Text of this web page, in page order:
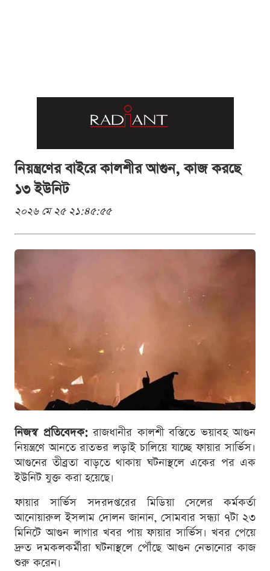
নিয়ন্ত্রণের বাইরে কালশীর আগুন, কাজ করছে
১৩ ইউনিট
২০২৬ মে ২৫ ২১:৪৫:৫৫
নিজস্ব প্রতিবেদক:রাজধানীর কালশী বস্তিতে ভয়াবহ আগুন
নিয়ন্ত্রণে আনতে রাতভর লড়াই চালিয়ে যাচ্ছে ফায়ার সার্ভিস।
আগুনের তীব্রতা বাড়তে থাকায় ঘটনাস্থলে একের পর এক
ইউনিট যুক্ত করা হয়েছে।
ফায়ার সার্ভিস সদরদপ্তরের মিডিয়া সেলের কর্মকর্তা
আনোয়ারুল ইসলাম দোলন জানান, সোমবার সন্ধ্যা ৭টা ২৩
মিনিটে আগুন লাগার খবর পায় ফায়ার সার্ভিস। খবর পেয়ে
দ্রুত দমকলকর্মীরা ঘটনাস্থলে পৌঁছে আগুন নেভানোর কাজ
শুরু করেন।